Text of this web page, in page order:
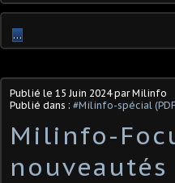
…
Publié le 15 Juin 2024par Milinfo
Publié dans : #Milinfo-spécial
Milinfo-